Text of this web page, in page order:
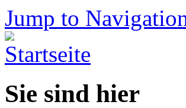
Jump to
Sie sind hier